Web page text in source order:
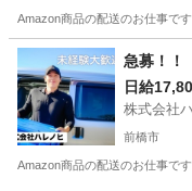
Amazon商品の配送のお仕事で
群馬 渋川市 配送
急募！！
日給
株式会社
前橋市
Amazon商品の配送のお仕事で